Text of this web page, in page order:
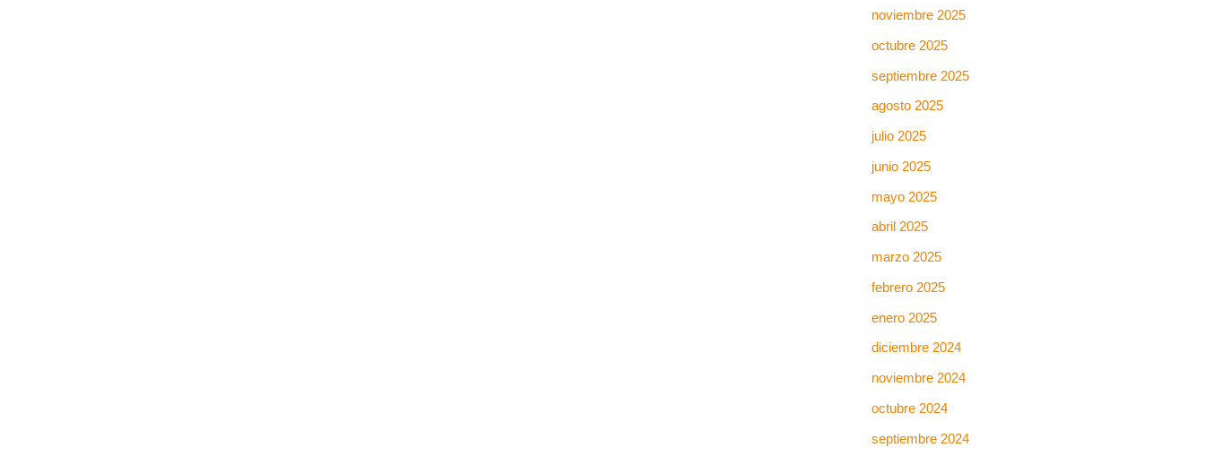
noviembre 2025
octubre 2025
septiembre 2025
agosto 2025
julio 2025
junio 2025
mayo 2025
abril 2025
marzo 2025
febrero 2025
enero 2025
diciembre 2024
noviembre 2024
octubre 2024
septiembre 2024